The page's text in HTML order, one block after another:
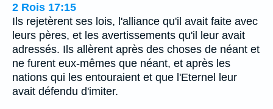
2 Rois 17:15
Ils rejetèrent ses lois, l'alliance qu'il avait faite avec
leurs pères, et les avertissements qu'il leur avait
adressés. Ils allèrent après des choses de néant et
ne furent eux-mêmes que néant, et après les
nations qui les entouraient et que l'Eternel leur
avait défendu d'imiter.